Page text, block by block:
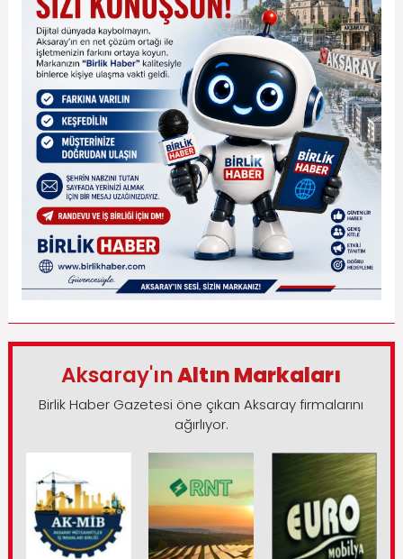
Aksaray'ınAltın Markaları
Birlik Haber Gazetesi öne çıkan Aksaray firmalarını
ağırlıyor.